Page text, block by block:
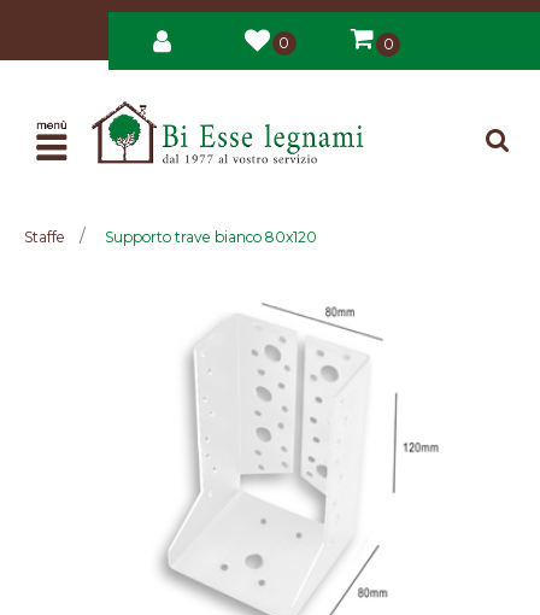
0 0
Open
Staffe Supporto trave bianco 80x120